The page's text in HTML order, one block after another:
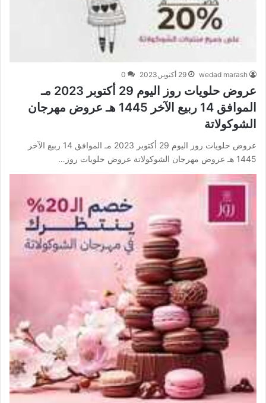
wedad marash 29 أكتوبر,2023 0
عروض حلويات روز اليوم 29 أكتوبر 2023 مـ
الموافق 14 ربيع الآخر 1445 هـ عروض مهرجان
الشوكولاتة
عروض حلويات روز اليوم 29 أكتوبر 2023 مـ الموافق 14 ربيع الآخر
1445 هـ عروض مهرجان الشوكولاتة عروض حلويات روز…